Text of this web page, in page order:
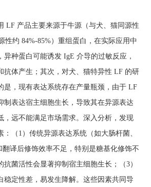
LF 产品主要来源于牛源（与犬、猫同源性
性约 84%-85%）重组蛋白，在实际应用中
异种蛋白可能诱发 IgE 介导的过敏反应，
抗体产生；其次，对犬、猫特异性 LF 的研
是，现有表达系统存在产量瓶颈，由于 LF
制表达宿主细胞生长，导致其在异源表达
，远不能满足市场需求。深入分析，发现
：（1）传统异源表达系统（如大肠杆菌、
译后修饰效率不足，特别是糖基化修饰不
抗菌活性会显著抑制宿主细胞生长；（3）
稳定性差，易发生降解。这些因素共同导